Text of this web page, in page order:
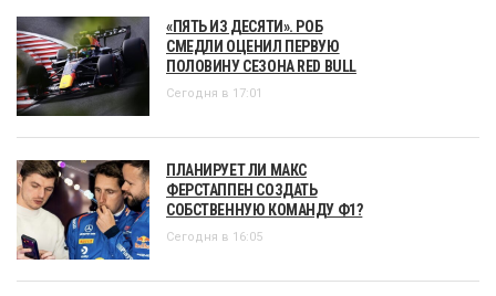
«ПЯТЬ ИЗ ДЕСЯТИ». РОБ
СМЕДЛИ ОЦЕНИЛ ПЕРВУЮ
ПОЛОВИНУ СЕЗОНА RED BULL
Сегодня в 17:01
ПЛАНИРУЕТ ЛИ МАКС
ФЕРСТАППЕН СОЗДАТЬ
СОБСТВЕННУЮ КОМАНДУ Ф1?
Сегодня в 16:05